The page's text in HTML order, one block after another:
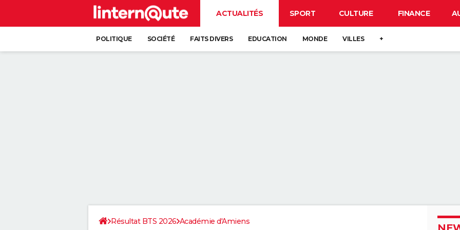
ACTUALITÉS SPORT CULTURE FINANCE
POLITIQUE SOCIÉTÉ FAITS DIVERS EDUCATION MONDE VILLES +
Résultat BTS 2026 Académie d'Amiens